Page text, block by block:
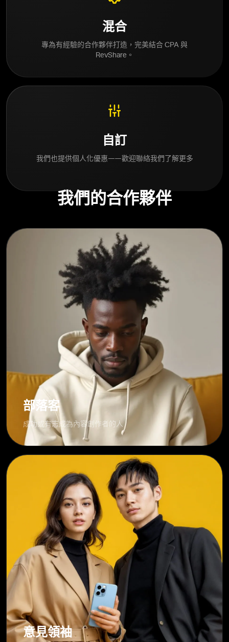
混合
專為有經驗的合作夥伴打造，完美結合 CPA 與
RevShare。
自訂
我們也提供個人化優惠——歡迎聯絡我們了解更多
我們的合作夥伴
部落客
成功或有志成為內容創作者的人
意見領袖